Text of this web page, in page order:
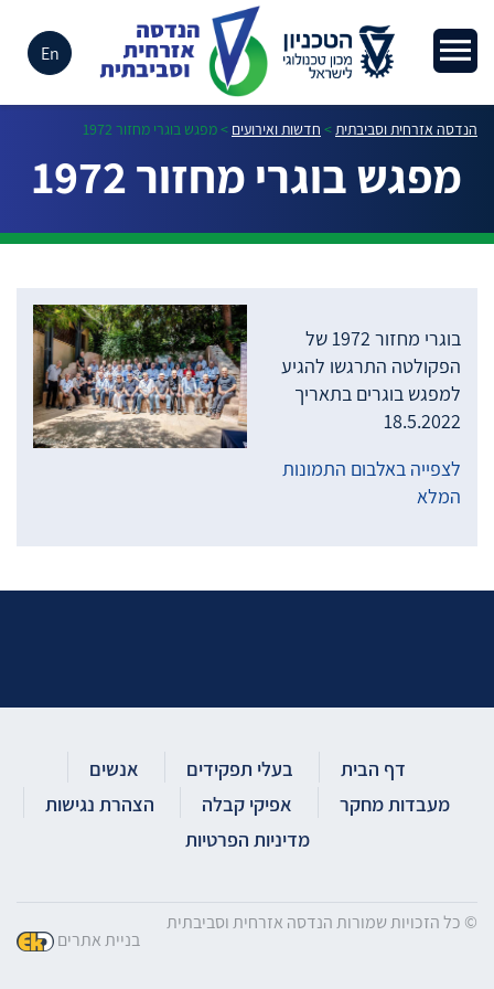
En
הנדסה אזרחית וסביבתית> חדשות ואירועים >מפגש בוגרי מחזור 1972
מפגש בוגרי מחזור 1972
בוגרי מחזור 1972 של
הפקולטה התרגשו להגיע
למפגש בוגרים בתאריך
18.5.2022
לצפייה באלבום התמונות
המלא
דף הבית בעלי תפקידים
אנשים
מעבדות מחקר
אפיקי קבלה
הצהרת נגישות
מדיניות הפרטיות
© כל הזכויות שמורות הנדסה אזרחית וסביבתית
בניית אתרים